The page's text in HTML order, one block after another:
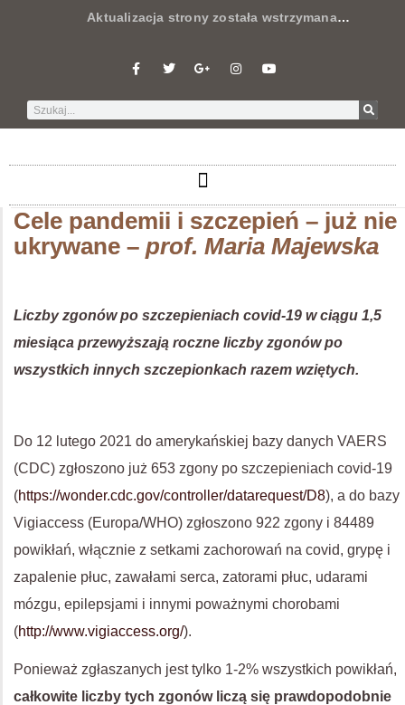
Aktualizacja strony została wstrzymana…
Cele pandemii i szczepień – już nie
ukrywane – prof. Maria Majewska
Liczby zgonów po szczepieniach covid-19 w ciągu 1,5
miesiąca przewyższają roczne liczby zgonów po
wszystkich innych szczepionkach razem wziętych.
Do 12 lutego 2021 do amerykańskiej bazy danych VAERS
(CDC) zgłoszono już 653 zgony po szczepieniach covid-19
(https://wonder.cdc.gov/controller/datarequest/D8), a do bazy
Vigiaccess (Europa/WHO) zgłoszono 922 zgony i 84489
powikłań, włącznie z setkami zachorowań na covid, grypę i
zapalenie płuc, zawałami serca, zatorami płuc, udarami
mózgu, epilepsjami i innymi poważnymi chorobami
(http://www.vigiaccess.org/).
Ponieważ zgłaszanych jest tylko 1-2% wszystkich powikłań,
całkowite liczby tych zgonów liczą się prawdopodobnie